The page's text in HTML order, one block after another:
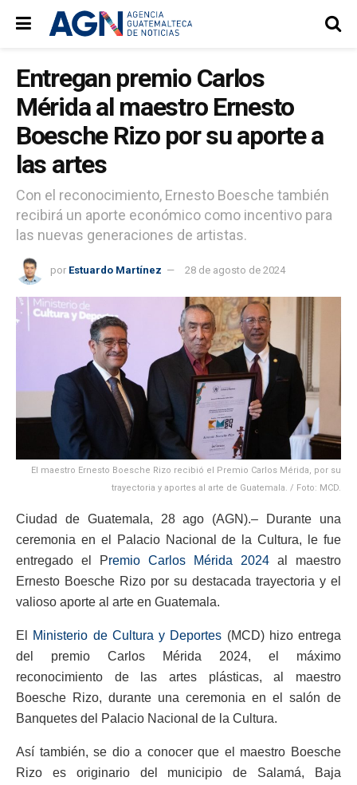
Entregan premio Carlos
Mérida al maestro Ernesto
Boesche Rizo por su aporte a
las artes
Con el reconocimiento, Ernesto Boesche también
recibirá un aporte económico como incentivo para
las nuevas generaciones de artistas.
por Estuardo Martínez 28 de agosto de 2024
El maestro Ernesto Boesche Rizo recibió el Premio Carlos Mérida, por su
trayectoria y aportes al arte de Guatemala. / Foto: MCD.
Ciudad de Guatemala, 28 ago (AGN).– Durante una
ceremonia en el Palacio Nacional de la Cultura, le fue
entregado el Premio Carlos Mérida 2024 al maestro
Ernesto Boesche Rizo por su destacada trayectoria y el
valioso aporte al arte en Guatemala.
El Ministerio de Cultura y Deportes (MCD) hizo entrega
del premio Carlos Mérida 2024, el máximo
reconocimiento de las artes plásticas, al maestro
Boesche Rizo, durante una ceremonia en el salón de
Banquetes del Palacio Nacional de la Cultura.
Así también, se dio a conocer que el maestro Boesche
Rizo es originario del municipio de Salamá, Baja